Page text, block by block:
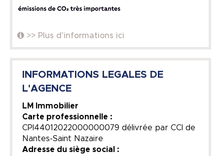
>> Plus d'informations ici
INFORMATIONS LEGALES DE
L'AGENCE
LM Immobilier
Carte professionnelle :
CPI44012022000000079 délivrée par CCI de
Nantes-Saint Nazaire
Adresse du siège social :